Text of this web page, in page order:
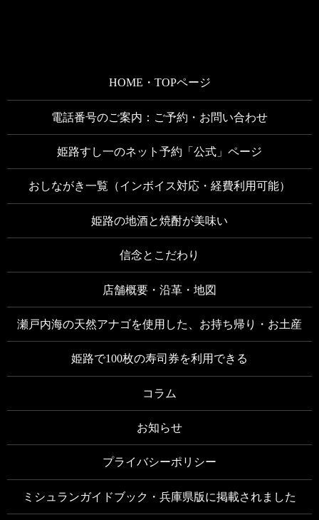
HOME・TOPページ
電話番号のご案内：ご予約・お問い合わせ
姫路すし一のネット予約「公式」ページ
おしながき一覧（インボイス対応・経費利用可能）
姫路の地酒と焼酎が美味い
信念とこだわり
店舗概要・沿革・地図
瀬戸内海の天然アナゴを使用した、お持ち帰り・お土産
姫路で100枚の寿司券を利用できる
コラム
お知らせ
プライバシーポリシー
ミシュランガイドブック・兵庫県版に掲載されました